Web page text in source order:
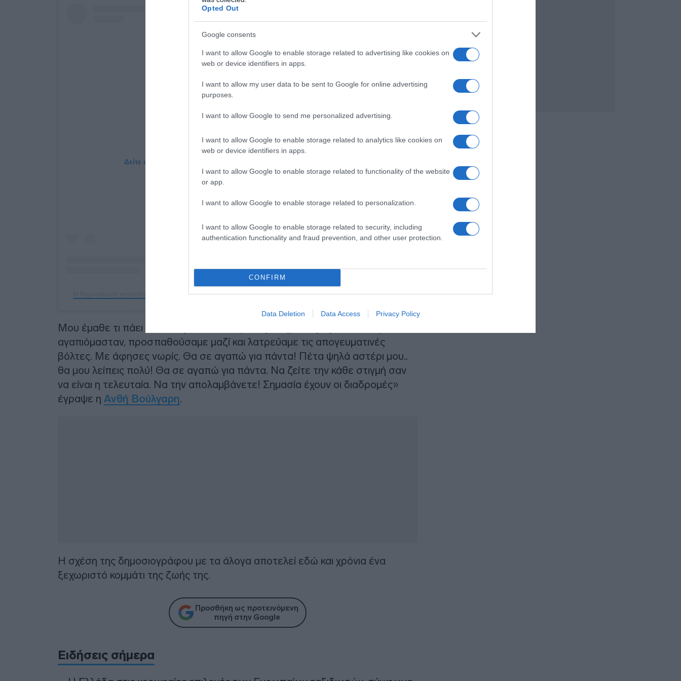
Opted Out
Google consents
I want to allow Google to enable storage related to advertising like cookies on
web or device identifiers in apps.
I want to allow my user data to be sent to Google for online advertising
purposes.
I want to allow Google to send me personalized advertising.
I want to allow Google to enable storage related to analytics like cookies on
web or device identifiers in apps.
I want to allow Google to enable storage related to functionality of the website
or app.
I want to allow Google to enable storage related to personalization.
I want to allow Google to enable storage related to security, including
authentication functionality and fraud prevention, and other user protection.
CONFIRM
Data Deletion Data Access Privacy Policy
Δείτε αυτή τη δημοσίευση στο Instagram.
Η δημοσίευση κοινοποιήθηκε από το χρήστη Anthi Voulgari (@anthivoulgari)
Μου έμαθε τι πάει να πει
αγαπιόμασταν, προσπαθούσαμε μαζί και λατρεύαμε τις απογευματινές
βόλτες. Με άφησες νωρίς. Θα σε αγαπώ για πάντα! Πέτα ψηλά αστέρι μου..
θα μου λείπεις πολύ! Θα σε αγαπώ για πάντα. Να ζείτε την κάθε στιγμή σαν
να είναι η τελευταία. Να την απολαμβάνετε! Σημασία έχουν οι διαδρομές»
έγραψε η Ανθή Βούλγαρη.
Η σχέση της δημοσιογράφου με τα άλογα αποτελεί εδώ και χρόνια ένα
ξεχωριστό κομμάτι της ζωής της.
Προσθήκη ως προτεινόμενη
πηγή στην Google
Ειδήσεις σήμερα